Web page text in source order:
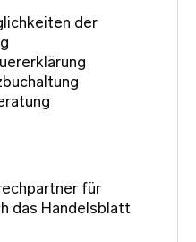
der
für
das Handelsblatt